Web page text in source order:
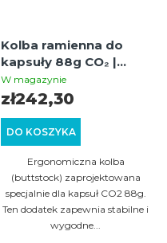
Kolba ramienna do
kapsuły 88g CO₂ |
Buttstock dla
maksymalnej
W magazynie
DO KOSZYKA
zł242,30
Ergonomiczna kolba
(buttstock) zaprojektowana
specjalnie dla kapsuł CO2 88g.
Ten dodatek zapewnia stabilne i
wygodne...